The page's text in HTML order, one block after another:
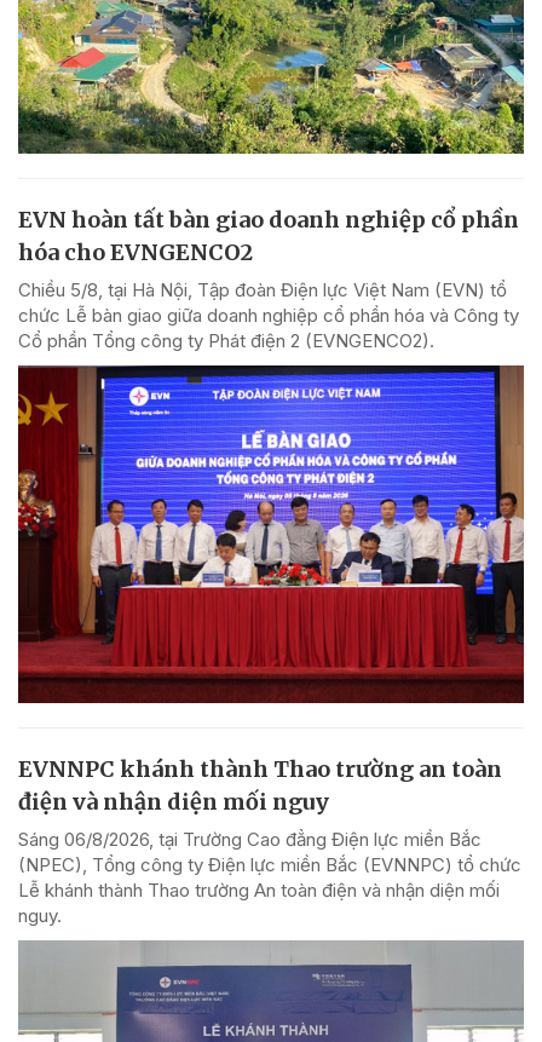
EVN hoàn tất bàn giao doanh nghiệp cổ phần
hóa cho EVNGENCO2
Chiều 5/8, tại Hà Nội, Tập đoàn Điện lực Việt Nam (EVN) tổ
chức Lễ bàn giao giữa doanh nghiệp cổ phần hóa và Công ty
Cổ phần Tổng công ty Phát điện 2 (EVNGENCO2).
EVNNPC khánh thành Thao trường an toàn
điện và nhận diện mối nguy
Sáng 06/8/2026, tại Trường Cao đẳng Điện lực miền Bắc
(NPEC), Tổng công ty Điện lực miền Bắc (EVNNPC) tổ chức
Lễ khánh thành Thao trường An toàn điện và nhận diện mối
nguy.